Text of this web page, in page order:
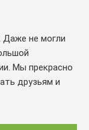
Даже не могли
Мы прекрасно
друзьям и